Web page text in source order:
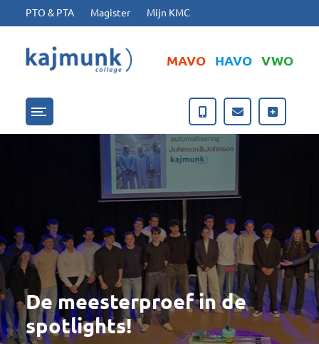
Ga naar hoofdinhoud
Ga naar footer
PTO & PTA Magister Mijn KMC
MAVO HAVO VWO
Menu openen/sluiten
De meesterproef in de
spotlights!